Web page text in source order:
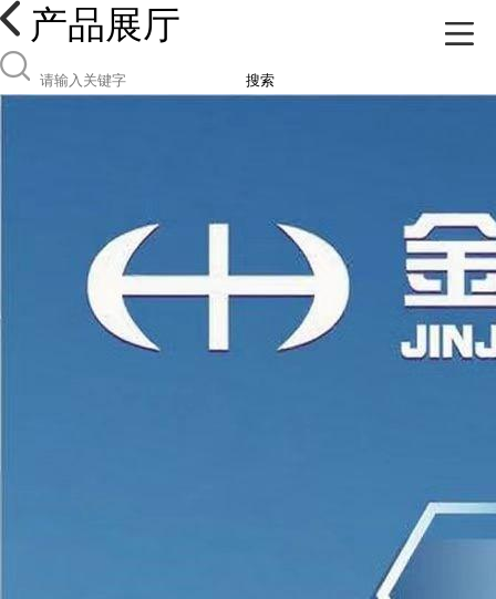
产品展厅
搜索